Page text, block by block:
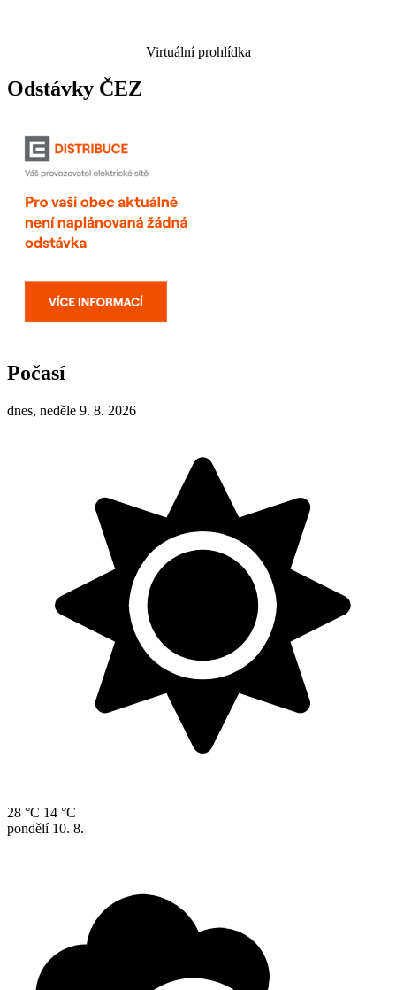
Virtuální prohlídka
Odstávky ČEZ
Počasí
dnes, neděle 9. 8. 2026
28 °C 14 °C
pondělí 10. 8.